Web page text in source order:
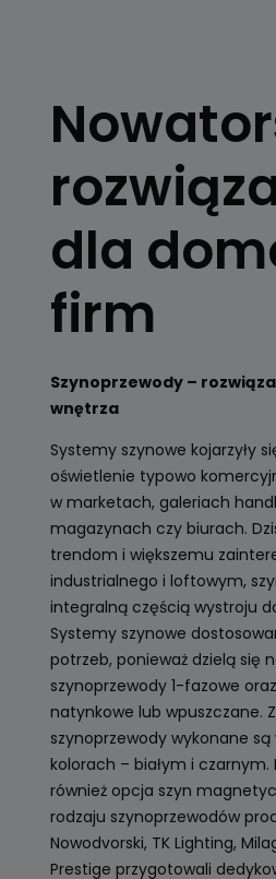
Skorzystaj z
Zobacz
dla
firm
Szynoprzewody –
wnętrza
Systemy szynowe kojarzyły
oświetlenie typowo
w marketach, galeriach
magazynach czy biurach.
trendom i większemu
industrialnego i loftowym,
integralną częścią wystroju
Systemy szynowe
potrzeb, ponieważ dzielą się
szynoprzewody 1-fazowe
natynkowe lub wpuszczane.
szynoprzewody wykonane
kolorach – białym i czarnym.
również opcja szyn
rodzaju szynoprzewodów
Nowodvorski, TK Lighting,
Prestige przygotowali